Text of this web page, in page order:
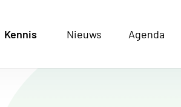
Kennis Nieuws Agenda